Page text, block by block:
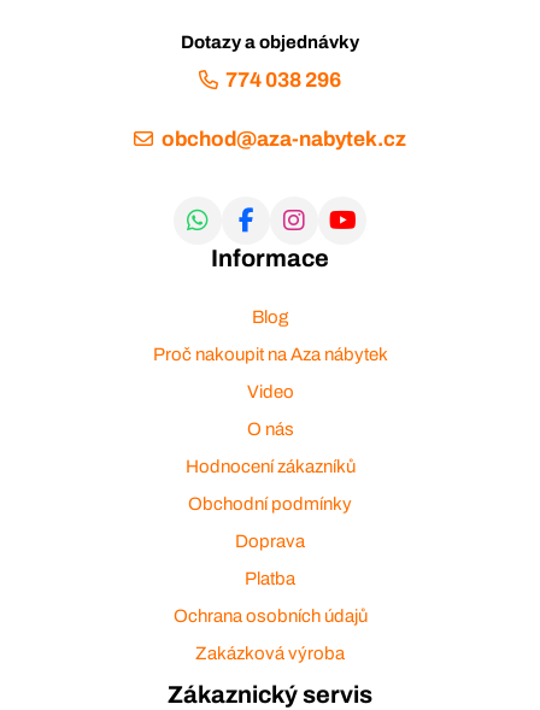
Dotazy a objednávky
774 038 296
obchod@aza-nabytek.cz
Informace
Blog
Proč nakoupit na Aza nábytek
Video
O nás
Hodnocení zákazníků
Obchodní podmínky
Doprava
Platba
Ochrana osobních údajů
Zakázková výroba
Zákaznický servis